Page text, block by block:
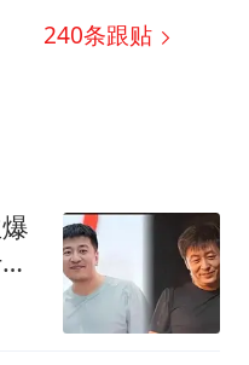
240条跟贴